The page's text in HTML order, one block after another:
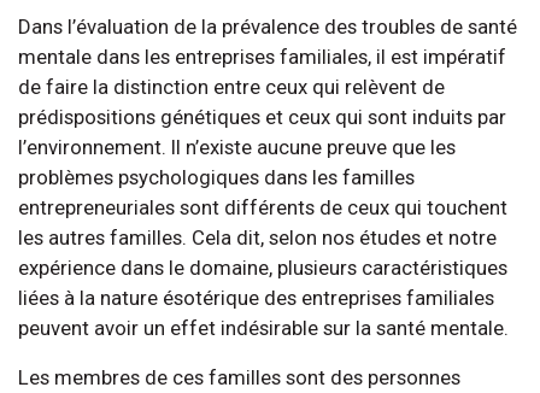
Dans l’évaluation de la prévalence des troubles de santé
mentale dans les entreprises familiales, il est impératif
de faire la distinction entre ceux qui relèvent de
prédispositions génétiques et ceux qui sont induits par
l’environnement. Il n’existe aucune preuve que les
problèmes psychologiques dans les familles
entrepreneuriales sont différents de ceux qui touchent
les autres familles. Cela dit, selon nos études et notre
expérience dans le domaine, plusieurs caractéristiques
liées à la nature ésotérique des entreprises familiales
peuvent avoir un effet indésirable sur la santé mentale.
Les membres de ces familles sont des personnes